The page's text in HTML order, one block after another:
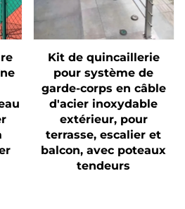
Kit de quincaillerie
pour système de
garde-corps en câble
d'acier inoxydable
extérieur, pour
terrasse, escalier et
balcon, avec poteaux
tendeurs